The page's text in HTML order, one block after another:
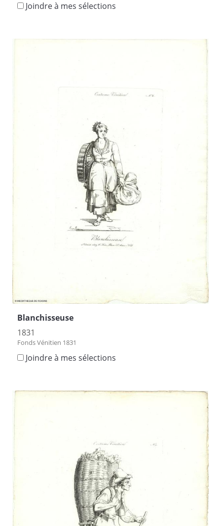
Joindre à mes sélections
Blanchisseuse
1831
Fonds Vénitien 1831
Joindre à mes sélections